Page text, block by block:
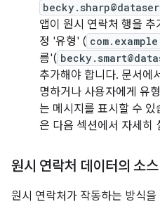
앱이 원시 연락처 행을 추
정 '유형' (
름'(
추가해야 합니다. 문서에
명하거나 사용자에게 유
는 메시지를 표시할 수
은 다음 섹션에서 자세히
원시 연락처 데이터의 소스
원시 연락처가 작동하는 방식